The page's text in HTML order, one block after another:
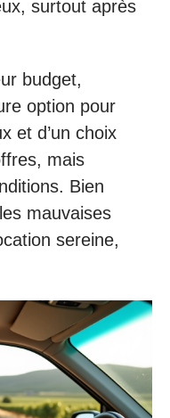
surtout après
budget,
option pour
et d’un choix
mais
Bien
mauvaises
sereine,